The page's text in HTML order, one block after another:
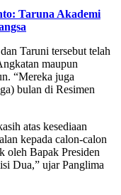
Taruna Akademi
Taruni tersebut telah
maupun
“Mereka juga
bulan di Resimen
atas kesediaan
kepada calon-calon
oleh Bapak Presiden
Dua,” ujar Panglima